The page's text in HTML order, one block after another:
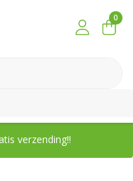
0
verzending!!